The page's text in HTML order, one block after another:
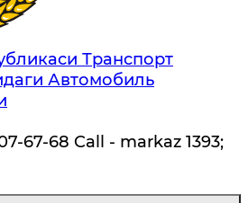
Транспорт
Автомобиль
67-68 Call - markaz 1393;